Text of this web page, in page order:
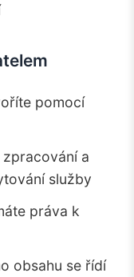
pomocí
a
služby
práva k
obsahu se řídí